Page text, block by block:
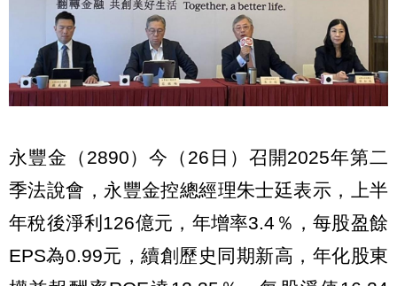
永豐金（2890）今（26日）召開2025年第二
季法說會，永豐金控總經理朱士廷表示，上半
年稅後淨利126億元，年增率3.4％，每股盈餘
EPS為0.99元，續創歷史同期新高，年化股東